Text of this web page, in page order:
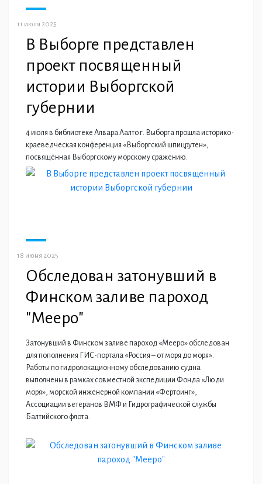
11 июля 2025
В Выборге представлен
проект посвященный
истории Выборгской
губернии
4 июля в библиотеке Алвара Аалто г. Выборга прошла историко-
краеведческая конференция «Выборгский шпицрутен»,
посвящённая Выборгскому морскому сражению.
18 июня 2025
Обследован затонувший в
Финском заливе пароход
"Мееро"
Затонувший в Финском заливе пароход «Мееро» обследован
для пополнения ГИС-портала «Россия – от моря до моря».
Работы по гидролокационному обследованию судна
выполнены в рамках совместной экспедиции Фонда «Люди
моря», морской инженерной компании «Фертоинг»,
Ассоциации ветеранов ВМФ и Гидрографической службы
Балтийского флота.